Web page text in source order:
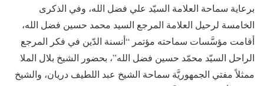
برعاية سماحة العلامة السيّد علي فضل الله، وفي الذكرى
الخامسة لرحيل العلامة المرجع السيد محمد حسين فضل الله،
أقامت مؤسَّسات سماحته مؤتمر “أنسنة الدّين في فكر المرجع
الراحل السيّد محمّد حسين فضل الله”، بحضور الشيخ بلال الملا
ممثلاً مفتي الجمهوريَّة سماحة الشيخ عبد اللطيف دريان، والشيخ